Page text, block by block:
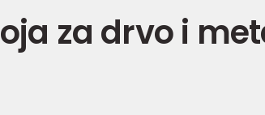
za drvo i